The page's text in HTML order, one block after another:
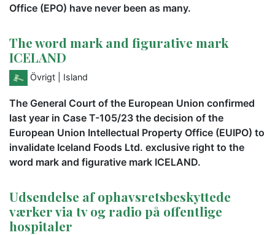
Office (EPO) have never been as many.
The word mark and figurative mark
ICELAND
Övrigt | Island
The General Court of the European Union confirmed
last year in Case T-105/23 the decision of the
European Union Intellectual Property Office (EUIPO) to
invalidate Iceland Foods Ltd. exclusive right to the
word mark and figurative mark ICELAND.
Udsendelse af ophavsretsbeskyttede
værker via tv og radio på offentlige
hospitaler